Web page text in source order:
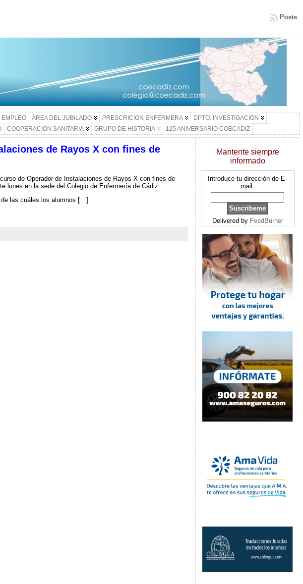
Posts
EMPLEO ÁREA DEL JUBILADO PRESCRICION ENFERMERA
DPTO. INVESTIGACIÓN
COOPERACIÓN SANITARIA GRUPO DE HISTORIA 125 ANIVERSARIO COECADIZ
de Rayos X con fines de
de Operador de Instalaciones de Rayos X con fines de
lunes en la sede del Colegio de Enfermería de Cádiz.
de las cuáles los alumnos […]
Mantente siempre
informado
Introduce tu dirección de E-
mail:
Delivered by FeedBurner